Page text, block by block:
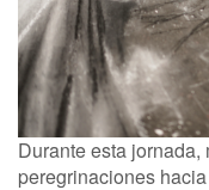
Durante esta
peregrinaciones